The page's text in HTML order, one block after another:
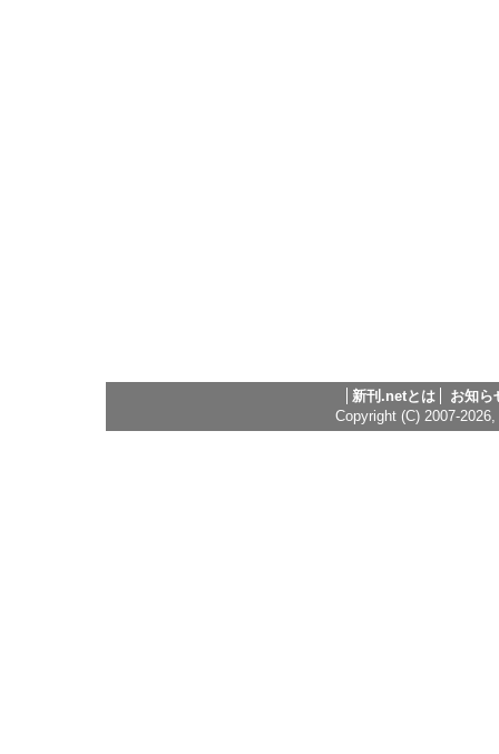
新刊.netとは
お知ら
Copyright (C) 2007-2026,